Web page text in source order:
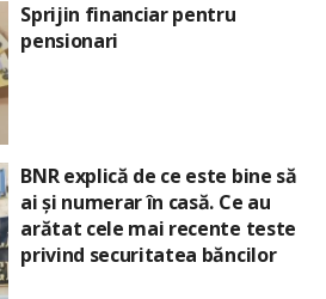
Sprijin financiar pentru
pensionari
BNR explică de ce este bine să
ai și numerar în casă. Ce au
arătat cele mai recente teste
privind securitatea băncilor